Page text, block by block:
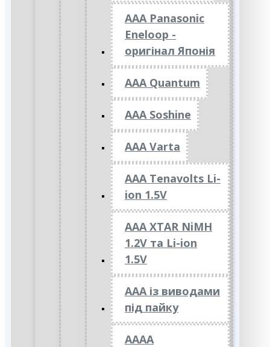
AAA Panasonic
Eneloop -
оригінал Японія
AAA Quantum
AAA Soshine
AAA Varta
AAA Tenavolts Li-
ion 1.5V
AAA XTAR NiMH
1.2V та Li-ion
1.5V
ААА із виводами
під пайку
АААА